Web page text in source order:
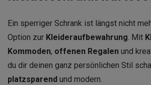
Ein sperriger Schrank ist längst nicht
Option zur Kleideraufbewahrung . Mit
Kommoden, offenen Regalen und
du dir deinen ganz persönlichen Stil
platzsparend und modern.